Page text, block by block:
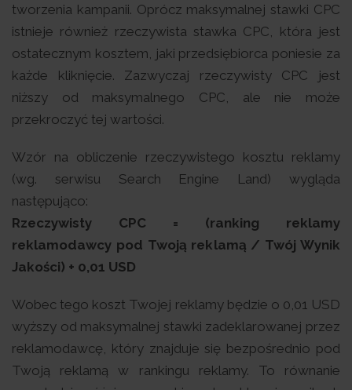
tworzenia kampanii. Oprócz maksymalnej stawki CPC
istnieje również rzeczywista stawka CPC, która jest
ostatecznym kosztem, jaki przedsiębiorca poniesie za
każde kliknięcie. Zazwyczaj rzeczywisty CPC jest
niższy od maksymalnego CPC, ale nie może
przekroczyć tej wartości.
Wzór na obliczenie rzeczywistego kosztu reklamy
(wg. serwisu Search Engine Land) wygląda
następująco:
Rzeczywisty CPC = (ranking reklamy
reklamodawcy pod Twoją reklamą / Twój Wynik
Jakości) + 0,01 USD
Wobec tego koszt Twojej reklamy będzie o 0,01 USD
wyższy od maksymalnej stawki zadeklarowanej przez
reklamodawcę, który znajduje się bezpośrednio pod
Twoją reklamą w rankingu reklamy. To równanie